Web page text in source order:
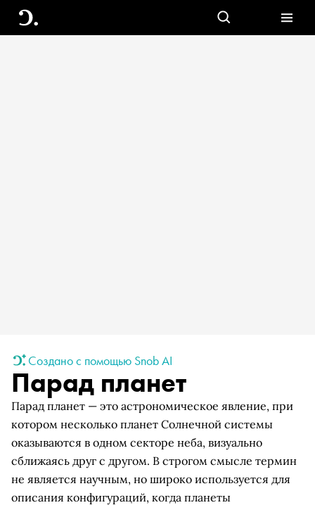
Создано с помощью Snob AI
Парад планет
Парад планет — это астрономическое явление, при
котором несколько планет Солнечной системы
оказываются в одном секторе неба, визуально
сближаясь друг с другом. В строгом смысле термин
не является научным, но широко используется для
описания конфигураций, когда планеты